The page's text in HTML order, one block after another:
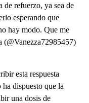
de refuerzo, ya sea de
esperando que
hay modo. Que me
(@Vanezza72985457)
esta respuesta
dispuesto que la
una dosis de